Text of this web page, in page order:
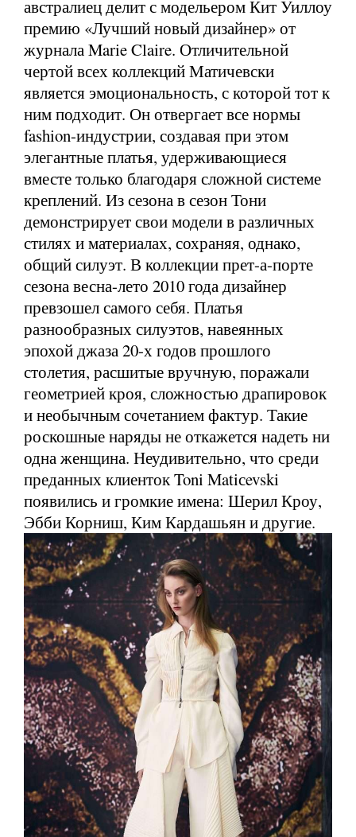
австралиец делит с модельером Кит Уиллоу
премию «Лучший новый дизайнер» от
журнала Marie Claire. Отличительной
чертой всех коллекций Матичевски
является эмоциональность, с которой тот к
ним подходит. Он отвергает все нормы
fashion-индустрии, создавая при этом
элегантные платья, удерживающиеся
вместе только благодаря сложной системе
креплений. Из сезона в сезон Тони
демонстрирует свои модели в различных
стилях и материалах, сохраняя, однако,
общий силуэт. В коллекции прет-а-порте
сезона весна-лето 2010 года дизайнер
превзошел самого себя. Платья
разнообразных силуэтов, навеянных
эпохой джаза 20-х годов прошлого
столетия, расшитые вручную, поражали
геометрией кроя, сложностью драпировок
и необычным сочетанием фактур. Такие
роскошные наряды не откажется надеть ни
одна женщина. Неудивительно, что среди
преданных клиенток Toni Matiсevski
появились и громкие имена: Шерил Кроу,
Эбби Корниш, Ким Кардашьян и другие.